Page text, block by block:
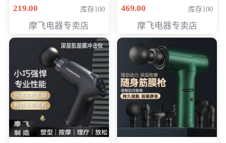
元
219.00 库存100
摩飞电器专卖店
MF-HG30 ） 会员专享价
469.00 库存100
摩飞电器专卖店